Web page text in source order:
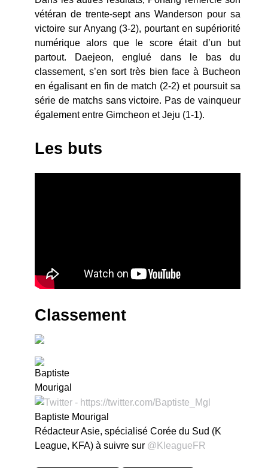
vétéran de trente-sept ans Wanderson pour sa
victoire sur Anyang (3-2), pourtant en supériorité
numérique alors que le score était d’un but
partout. Daejeon, englué dans le bas du
classement, s’en sort très bien face à Bucheon
en égalisant en fin de match (2-2) et poursuit sa
série de matchs sans victoire. Pas de vainqueur
également entre Gimcheon et Jeju (1-1).
Les buts
Classement
Baptiste Mourigal
Rédacteur Asie, spécialisé Corée du Sud (K
League, KFA) à suivre sur @KleagueFR